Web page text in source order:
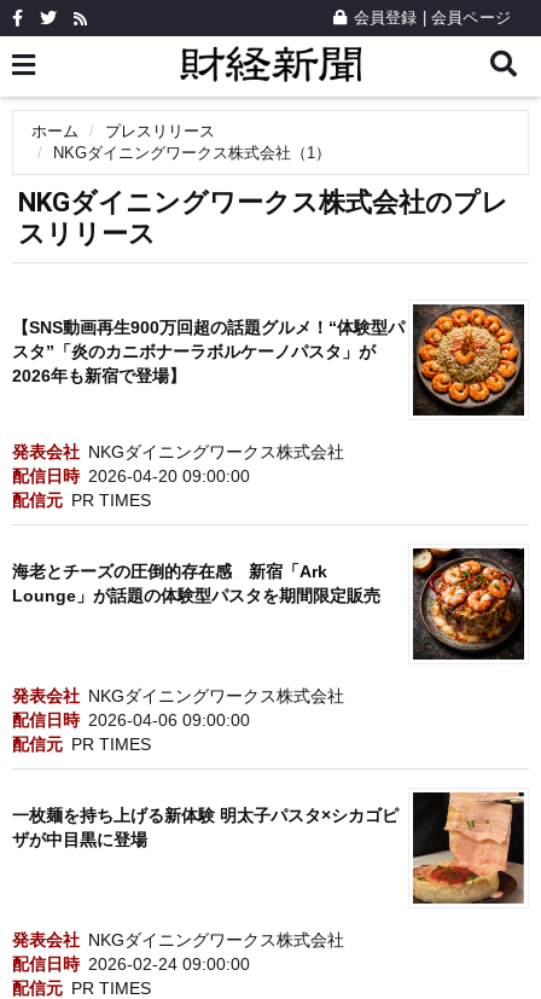
会員登録 会員ページ
ホーム
プレスリリース
NKGダイニングワークス株式会社（1）
NKGダイニングワークス株式会社のプレ
スリリース
【SNS動画再生900万回超の話題グルメ！“体験型パ
スタ”「炎のカニボナーラボルケーノパスタ」が
2026年も新宿で登場】
発表会社 NKGダイニングワークス株式会社
配信日時 2026-04-20 09:00:00
配信元 PR TIMES
海老とチーズの圧倒的存在感 新宿「Ark
Lounge」が話題の体験型パスタを期間限定販売
発表会社 NKGダイニングワークス株式会社
配信日時 2026-04-06 09:00:00
配信元 PR TIMES
一枚麺を持ち上げる新体験 明太子パスタ×シカゴピ
ザが中目黒に登場
発表会社 NKGダイニングワークス株式会社
配信日時 2026-02-24 09:00:00
配信元 PR TIMES